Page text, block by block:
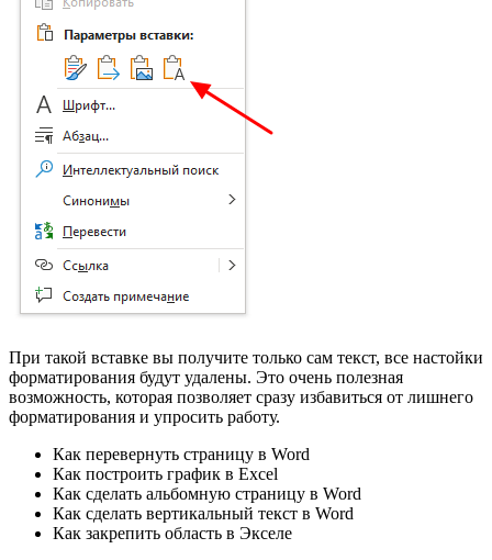
При такой вставке вы получите только сам текст, все настойки
форматирования будут удалены. Это очень полезная
возможность, которая позволяет сразу избавиться от лишнего
форматирования и упросить работу.
Как перевернуть страницу в Word
Как построить график в Excel
Как сделать альбомную страницу в Word
Как сделать вертикальный текст в Word
Как закрепить область в Экселе